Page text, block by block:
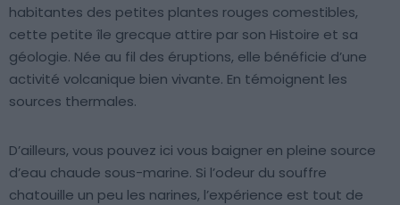
habitantes des petites plantes rouges comestibles,
cette petite île grecque attire par son Histoire et sa
géologie. Née au fil des éruptions, elle bénéficie d’une
activité volcanique bien vivante. En témoignent les
sources thermales.
D’ailleurs, vous pouvez ici vous baigner en pleine source
d’eau chaude sous-marine. Si l’odeur du souffre
chatouille un peu les narines, l’expérience est tout de